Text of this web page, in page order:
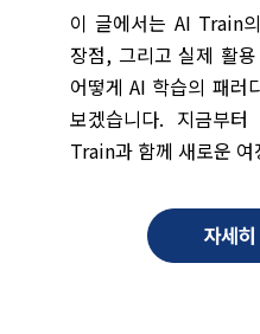
이 글에서는 AI Train
장점, 그리고 실제 활
어떻게 AI 학습의 패러
보겠습니다. 지금부
Train과 함께 새로운